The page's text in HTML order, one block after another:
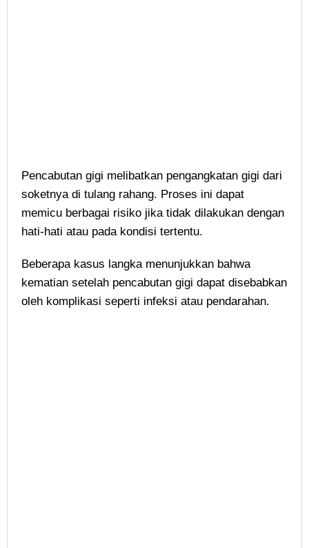
Pencabutan gigi melibatkan pengangkatan gigi dari
soketnya di tulang rahang. Proses ini dapat
memicu berbagai risiko jika tidak dilakukan dengan
hati-hati atau pada kondisi tertentu.
Beberapa kasus langka menunjukkan bahwa
kematian setelah pencabutan gigi dapat disebabkan
oleh komplikasi seperti infeksi atau pendarahan.